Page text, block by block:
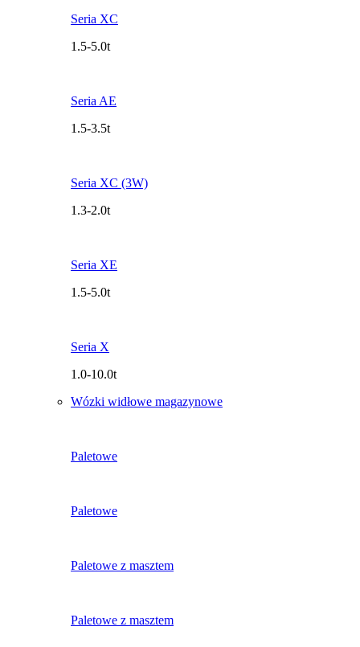
Seria XC
1.5-5.0t
Seria AE
1.5-3.5t
Seria XC (3W)
1.3-2.0t
Seria XE
1.5-5.0t
Seria X
1.0-10.0t
Wózki widłowe magazynowe
Paletowe
Paletowe
Paletowe z masztem
Paletowe z masztem